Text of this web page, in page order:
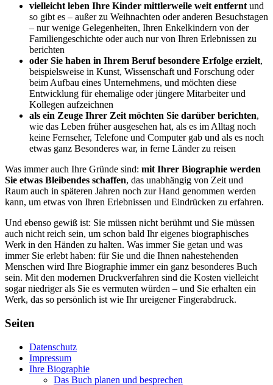
vielleicht leben Ihre Kinder mittlerweile weit entfernt und
so gibt es – außer zu Weihnachten oder anderen Besuchstagen
– nur wenige Gelegenheiten, Ihren Enkelkindern von der
Familiengeschichte oder auch nur von Ihren Erlebnissen zu
berichten
oder Sie haben in Ihrem Beruf besondere Erfolge erzielt,
beispielsweise in Kunst, Wissenschaft und Forschung oder
beim Aufbau eines Unternehmens, und möchten diese
Entwicklung für ehemalige oder jüngere Mitarbeiter und
Kollegen aufzeichnen
als ein Zeuge Ihrer Zeit möchten Sie darüber berichten,
wie das Leben früher ausgesehen hat, als es im Alltag noch
keine Fernseher, Telefone und Computer gab und als es noch
etwas ganz Besonderes war, in ferne Länder zu reisen
Was immer auch Ihre Gründe sind: mit Ihrer Biographie werden
Sie etwas Bleibendes schaffen, das unabhängig von Zeit und
Raum auch in späteren Jahren noch zur Hand genommen werden
kann, um etwas von Ihren Erlebnissen und Eindrücken zu erfahren.
Und ebenso gewiß ist: Sie müssen nicht berühmt und Sie müssen
auch nicht reich sein, um schon bald Ihr eigenes biographisches
Werk in den Händen zu halten. Was immer Sie getan und was
immer Sie erlebt haben: für Sie und die Ihnen nahestehenden
Menschen wird Ihre Biographie immer ein ganz besonderes Buch
sein. Mit den modernen Druckverfahren sind die Kosten vielleicht
sogar niedriger als Sie es vermuten würden – und Sie erhalten ein
Werk, das so persönlich ist wie Ihr ureigener Fingerabdruck.
Seiten
Datenschutz
Impressum
Ihre Biographie
Das Buch planen und besprechen